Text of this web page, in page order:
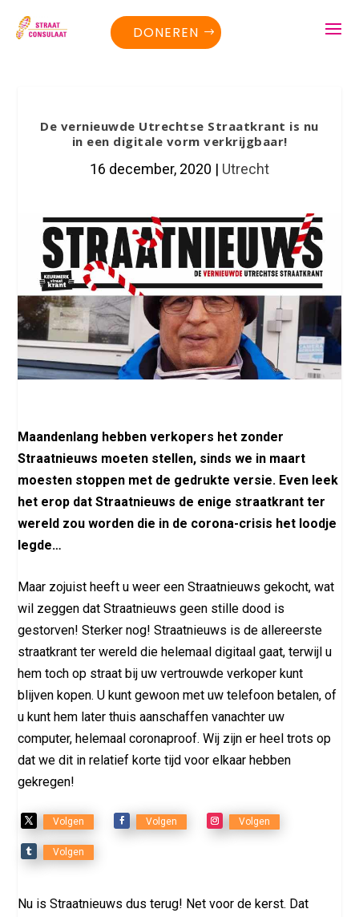
DONEREN
De vernieuwde Utrechtse Straatkrant is nu
in een digitale vorm verkrijgbaar!
16 december, 2020 | Utrecht
Maandenlang hebben verkopers het zonder
Straatnieuws moeten stellen, sinds we in maart
moesten stoppen met de gedrukte versie. Even leek
het erop dat Straatnieuws de enige straatkrant ter
wereld zou worden die in de corona-crisis het loodje
legde…
Maar zojuist heeft u weer een Straatnieuws gekocht, wat
wil zeggen dat Straatnieuws geen stille dood is
gestorven! Sterker nog! Straatnieuws is de allereerste
straatkrant ter wereld die helemaal digitaal gaat, terwijl u
hem toch op straat bij uw vertrouwde verkoper kunt
blijven kopen. U kunt gewoon met uw telefoon betalen, of
u kunt hem later thuis aanschaffen vanachter uw
computer, helemaal coronaproof. Wij zijn er heel trots op
dat we dit in relatief korte tijd voor elkaar hebben
gekregen!
Volgen Volgen Volgen
Volgen
Nu is Straatnieuws dus terug! Net voor de kerst. Dat